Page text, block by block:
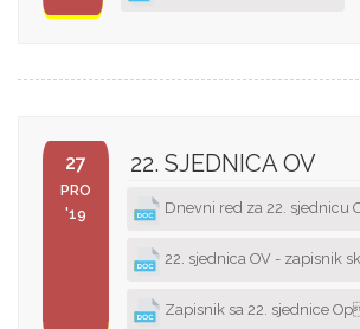
27
PRO
'19
22. SJEDNICA OV
Dnevni red za 22. sjednicu
22. sjednica OV - zapisnik
Zapisnik sa 22. sjednice